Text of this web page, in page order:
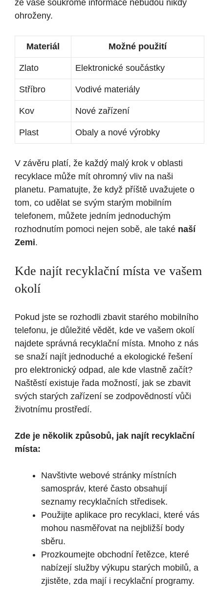
že vaše soukromé informace nebudou nikdy
ohroženy.
Materiál Možné použití
Zlato Elektronické součástky
Stříbro Vodivé materiály
Kov Nové zařízení
Plast Obaly a nové výrobky
V závěru platí, že každý malý krok v oblasti
recyklace může mít ohromný vliv na naši
planetu. Pamatujte, že když příště uvažujete o
tom, co udělat se svým starým mobilním
telefonem, můžete jedním jednoduchým
rozhodnutím pomoci nejen sobě, ale také naší
Zemi.
Kde najít recyklační místa ve vašem
okolí
Pokud jste se rozhodli zbavit starého mobilního
telefonu, je důležité vědět, kde ve vašem okolí
najdete správná recyklační místa. Mnoho z nás
se snaží najít jednoduché a ekologické řešení
pro elektronický odpad, ale kde vlastně začít?
Naštěstí existuje řada možností, jak se zbavit
svých starých zařízení se zodpovědností vůči
životnímu prostředí.
Zde je několik způsobů, jak najít recyklační
místa:
Navštivte webové stránky místních
samospráv, které často obsahují
seznamy recyklačních středisek.
Použijte aplikace pro recyklaci, které vás
mohou nasměřovat na nejbližší body
sběru.
Prozkoumejte obchodní řetězce, které
nabízejí služby výkupu starých mobilů, a
zjistěte, zda mají i recyklační programy.